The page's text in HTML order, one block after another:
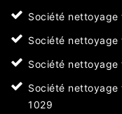
Société
Société
Société nettoyage
Société
1029